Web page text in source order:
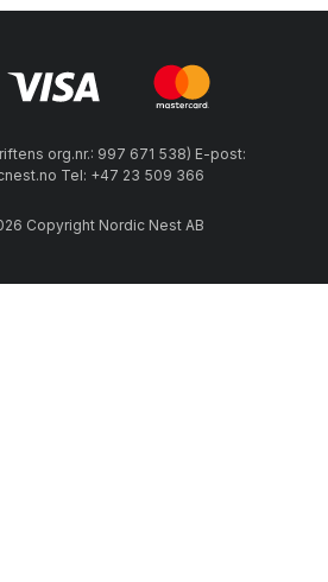
org.nr.: 997 671 538) E-post:
Tel: +47 23 509 366
Copyright Nordic Nest AB